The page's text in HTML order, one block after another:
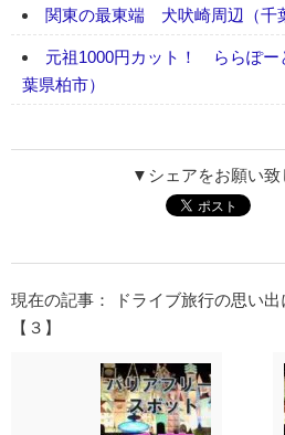
関東の最東端 犬吠崎周辺（千
元祖1000円カット！ ららぽ
葉県柏市）
▼シェアをお願い
現在の記事： ドライブ旅行の思い
【３】